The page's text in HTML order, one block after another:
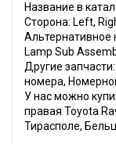
Название в
Сторона: Left,
Альтернативное
Lamp Sub
Другие
номера,
У нас можно
правая Toyota
Тирасполе,